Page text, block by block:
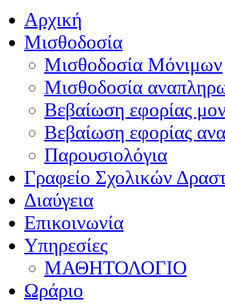
Αρχική
Μισθοδοσία
Μισθοδοσία Μόνιμων
Μισθοδοσία
Βεβαίωση εφορίας
Βεβαίωση εφορίας
Παρουσιολόγια
Γραφείο Σχολικών
Διαύγεια
Επικοινωνία
Υπηρεσίες
ΜΑΘΗΤΟΛΟΓΙΟ
Ωράριο